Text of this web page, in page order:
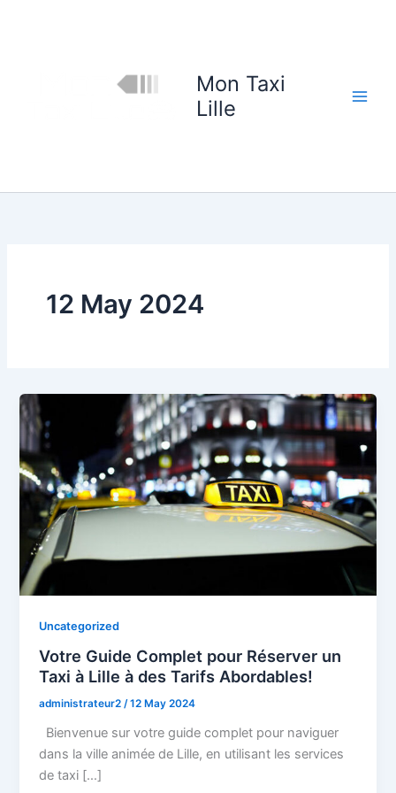
Mon Taxi
Lille
12 May 2024
Uncategorized
Votre Guide Complet pour Réserver un
Taxi à Lille à des Tarifs Abordables!
administrateur2/12 May 2024
Bienvenue sur votre guide complet pour naviguer
dans la ville animée de Lille, en utilisant les services
de taxi […]